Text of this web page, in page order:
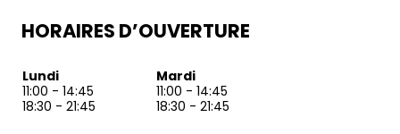
HORAIRES D’OUVERTURE
Lundi
11:00 - 14:45
18:30 - 21:45
Mardi
11:00 - 14:45
18:30 - 21:45